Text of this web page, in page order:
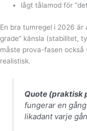
lågt tålamod för
En bra tumregel i 2026 är
grade” känsla (stabilitet,
måste prova-fasen också
realistisk.
Quote (praktisk
fungerar en
likadant varje